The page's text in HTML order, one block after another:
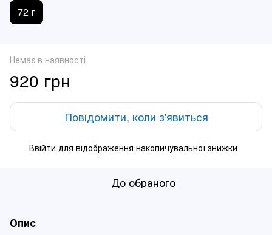
72 г
Немає в наявності
920 грн
Повідомити, коли з'явиться
Ввійти для відображення накопичувальної знижки
До обраного
Опис